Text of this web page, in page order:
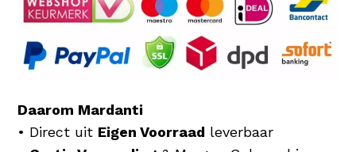
Daarom Mardanti
• Direct uit Eigen Voorraad leverbaar